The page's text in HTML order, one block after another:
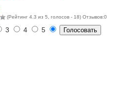
(Рейтинг 4.3 из 5, голосов - 18) Отзывов:0
3 4 5